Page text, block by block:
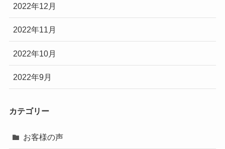
2022年12月
2022年11月
2022年10月
2022年9月
カテゴリー
お客様の声